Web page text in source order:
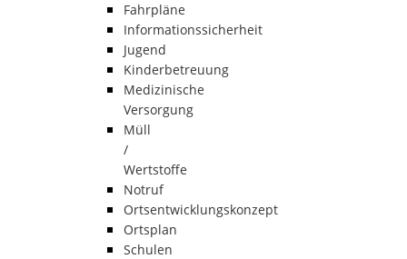
Fahrpläne
Informationssicherheit
Jugend
Kinderbetreuung
Medizinische
Versorgung
Müll
/
Wertstoffe
Notruf
Ortsentwicklungskonzept
Ortsplan
Schulen